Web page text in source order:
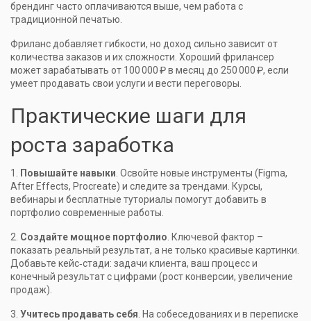
брендинг часто оплачиваются выше, чем работа с
традиционной печатью.
Фриланс добавляет гибкости, но доход сильно зависит от
количества заказов и их сложности. Хороший фрилансер
может зарабатывать от 100 000 ₽ в месяц до 250 000 ₽, если
умеет продавать свои услуги и вести переговоры.
Практические шаги для
роста заработка
1. Повышайте навыки . Освойте новые инструменты (Figma,
After Effects, Procreate) и следите за трендами. Курсы,
вебинары и бесплатные туториалы помогут добавить в
портфолио современные работы.
2. Создайте мощное портфолио . Ключевой фактор –
показать реальный результат, а не только красивые картинки.
Добавьте кейс‑стади: задачи клиента, ваш процесс и
конечный результат с цифрами (рост конверсии, увеличение
продаж).
3. Учитесь продавать себя . На собеседованиях и в переписке